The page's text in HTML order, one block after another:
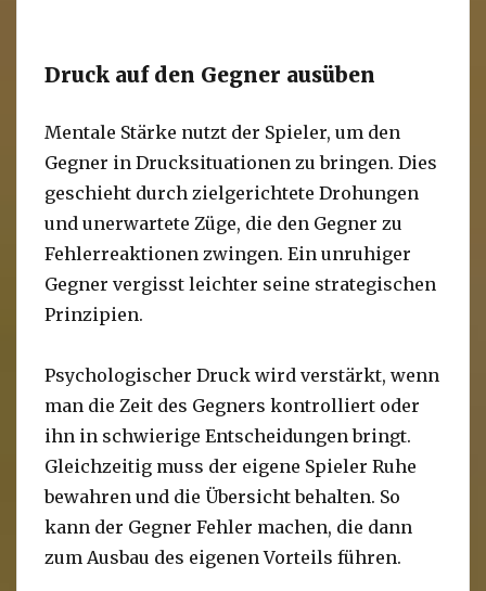
Druck auf den Gegner ausüben
Mentale Stärke nutzt der Spieler, um den
Gegner in Drucksituationen zu bringen. Dies
geschieht durch zielgerichtete Drohungen
und unerwartete Züge, die den Gegner zu
Fehlerreaktionen zwingen. Ein unruhiger
Gegner vergisst leichter seine strategischen
Prinzipien.
Psychologischer Druck wird verstärkt, wenn
man die Zeit des Gegners kontrolliert oder
ihn in schwierige Entscheidungen bringt.
Gleichzeitig muss der eigene Spieler Ruhe
bewahren und die Übersicht behalten. So
kann der Gegner Fehler machen, die dann
zum Ausbau des eigenen Vorteils führen.